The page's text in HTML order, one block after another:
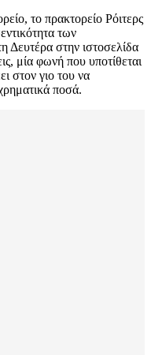
το πρακτορείο Ρόιτερς
των
Δευτέρα στην ιστοσελίδα
μία φωνή που υποτίθεται
στον γιο του να
ποσά.